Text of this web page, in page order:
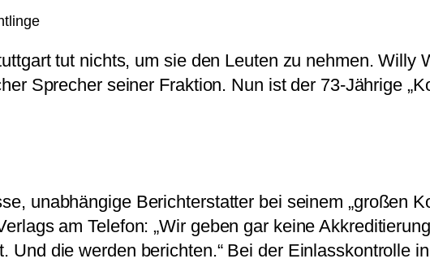
tut nichts, um sie den Leuten zu nehmen. Willy
Sprecher seiner Fraktion. Nun ist der 73-Jährige
unabhängige Berichterstatter bei seinem „großen
am Telefon: „Wir geben gar keine
Und die werden berichten.“ Bei der Einlasskontrolle